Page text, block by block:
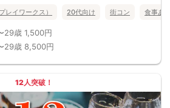
レイワークス） 20代向け 街コン 食事あ
29歳 1,500円
29歳 8,500円
12人突破！